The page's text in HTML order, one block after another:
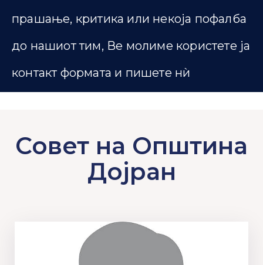
прашање, критика или некоја пофалба
до нашиот тим, Ве молиме користете ја
контакт формата и пишете нѝ
Совет на Општина
Дојран